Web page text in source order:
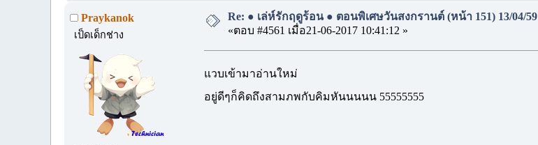
Praykanok
เป็ดเด็กช่าง
Re: ● เล่ห์รักฤดูร้อน ● ตอนพิเศษวันสงกรานต์ (หน้า 151) 13/04/59
«ตอบ #4561 เมื่อ21-06-2017 10:41:12 »
แวบเข้ามาอ่านใหม่
อยู่ดีๆก็คิดถึงสามภพกับคิมหันนนนน 55555555